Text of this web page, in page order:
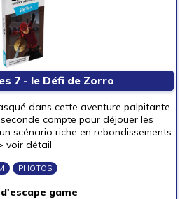
7 - le Défi de Zorro
dans cette aventure palpitante
compte pour déjouer les
scénario riche en rebondissements
voir détail
PHOTOS
game